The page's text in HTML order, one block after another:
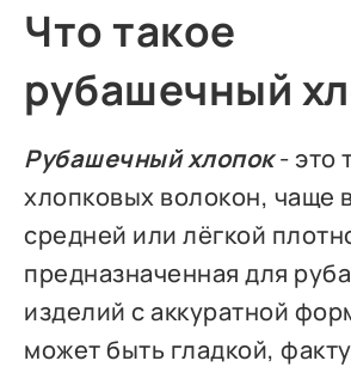
Что такое
рубашечный
Рубашечный хлопок- это
хлопковых волокон, чаще
средней или лёгкой
предназначенная для
изделий с аккуратной
может быть гладкой,